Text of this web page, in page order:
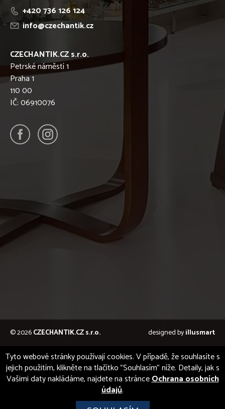
+420 736 126 124
info@czechantik.cz
CZECHANTIK.CZ s.r.o.
Petrské náměstí 1
Praha 1
110 00
IČ: 06910076
© 2026CZECHANTIK.CZ s.r.o. designed byillusmart
Tyto webové stránky používají cookies. V případě, že souhlasíte s
jejich použitím, klikněte na tlačítko "Souhlasím" níže. Detaily, jak s
Vašimi daty nakládáme, najdete na stránceOchrana osobních
údajů.